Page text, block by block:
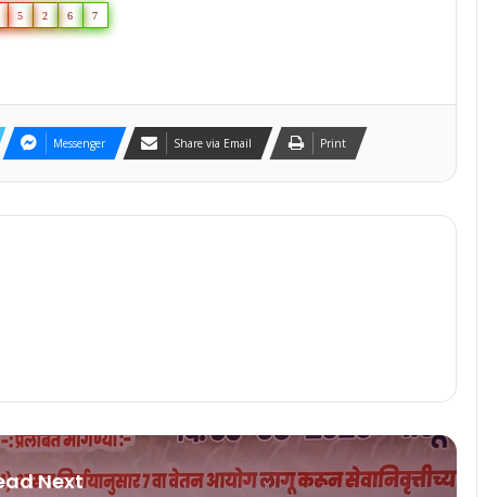
5 2 6 7
Messenger Share via Email Print
Next